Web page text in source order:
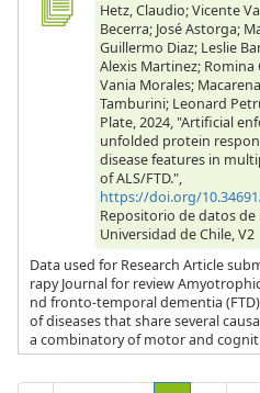
Hetz, Claudio; Vicente
Becerra; José Astorga;
Guillermo Diaz; Leslie
Alexis Martinez; Romina
Vania Morales;
Tamburini; Leonard
Plate, 2024, "Artificial
unfolded protein
disease features in
of ALS/FTD.",
https://doi.org/
Repositorio de datos de
Universidad de Chile, V2
Data used for Research Article
rapy Journal for review
nd fronto-temporal dementia
of diseases that share several
a combinatory of motor and